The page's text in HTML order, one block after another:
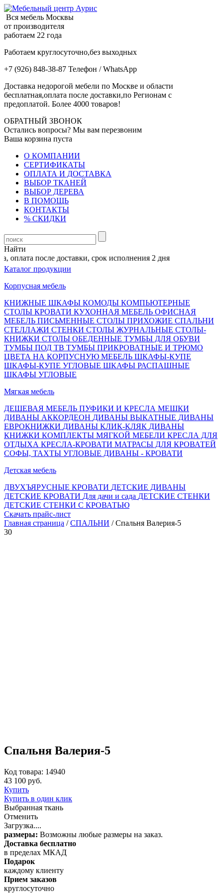
Вся мебель Москвы
от производителя
работаем 22 года
Работаем круглосуточно,без выходных
+7 (926) 848-38-87 Телефон / WhatsApp
Доставка недорогой мебели по Москве и области
бесплатная,оплата после доставки,по Регионам с
предоплатой. Более 4000 товаров!
ОБРАТНЫЙ ЗВОНОК
Остались вопросы? Мы вам перезвоним
Ваша корзина пуста
О КОМПАНИИ
СЕРТИФИКАТЫ
ОПЛАТА И ДОСТАВКА
ВЫБОР ТКАНЕЙ
ВЫБОР ДЕРЕВА
В ПОМОЩЬ
КОНТАКТЫ
% СКИДКИ
Найти
оплата после доставки, срок исполнения 2 дня
Каталог продукции
Корпусная мебель
КНИЖНЫЕ ШКАФЫ КОМОДЫ КОМПЬЮТЕРНЫЕ
СТОЛЫ КРОВАТИ КУХОННАЯ МЕБЕЛЬ ОФИСНАЯ
МЕБЕЛЬ ПИСЬМЕННЫЕ СТОЛЫ ПРИХОЖИЕ СПАЛЬНИ
СТЕЛЛАЖИ СТЕНКИ СТОЛЫ ЖУРНАЛЬНЫЕ СТОЛЫ-
КНИЖКИ СТОЛЫ ОБЕДЕННЫЕ ТУМБЫ ДЛЯ ОБУВИ
ТУМБЫ ПОД ТВ ТУМБЫ ПРИКРОВАТНЫЕ И ТРЮМО
ЦВЕТА НА КОРПУСНУЮ МЕБЕЛЬ ШКАФЫ-КУПЕ
ШКАФЫ-КУПЕ УГЛОВЫЕ ШКАФЫ РАСПАШНЫЕ
ШКАФЫ УГЛОВЫЕ
Мягкая мебель
ДЕШЕВАЯ МЕБЕЛЬ ПУФИКИ И КРЕСЛА МЕШКИ
ДИВАНЫ АККОРДЕОН ДИВАНЫ ВЫКАТНЫЕ ДИВАНЫ
ЕВРОКНИЖКИ ДИВАНЫ КЛИК-КЛЯК ДИВАНЫ
КНИЖКИ КОМПЛЕКТЫ МЯГКОЙ МЕБЕЛИ КРЕСЛА ДЛЯ
ОТДЫХА КРЕСЛА-КРОВАТИ МАТРАСЫ ДЛЯ КРОВАТЕЙ
СОФЫ, ТАХТЫ УГЛОВЫЕ ДИВАНЫ - КРОВАТИ
Детская мебель
ДВУХЪЯРУСНЫЕ КРОВАТИ ДЕТСКИЕ ДИВАНЫ
ДЕТСКИЕ КРОВАТИ Для дачи и сада ДЕТСКИЕ СТЕНКИ
ДЕТСКИЕ СТЕНКИ С КРОВАТЬЮ
Скачать прайс-лист
Главная страница /СПАЛЬНИ / Спальня Валерия-5
30
Спальня Валерия-5
Код товара: 14940
43 100 руб.
Купить
Купить в один клик
Выбранная ткань
Отменить
Загрузка....
размеры: Возможны любые размеры на заказ.
Доставка бесплатно
в пределах МКАД
Подарок
каждому клиенту
Прием заказов
круглосуточно